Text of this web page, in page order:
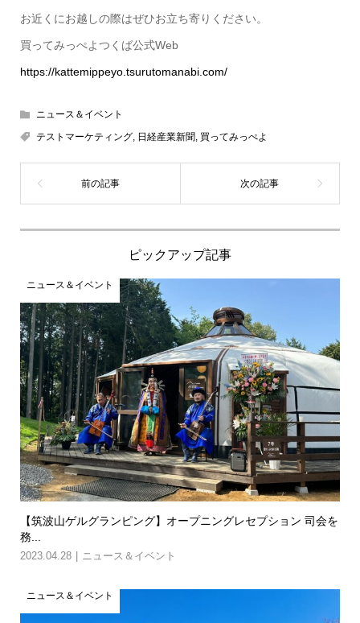
お近くにお越しの際はぜひお立ち寄りください。
買ってみっぺよつくば公式Web
https://kattemippeyo.tsurutomanabi.com/
ニュース＆イベント
テストマーケティング, 日経産業新聞, 買ってみっぺよ
ピックアップ記事
ニュース＆イベント
【筑波山ゲルグランピング】オープニングレセプション 司会を
務...
2023.04.28 ニュース＆イベント
ニュース＆イベント